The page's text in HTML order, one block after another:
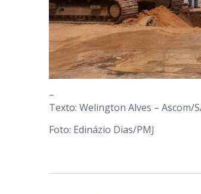
–
Texto: Welington Alves – Ascom/
Foto: Edinázio Dias/PMJ